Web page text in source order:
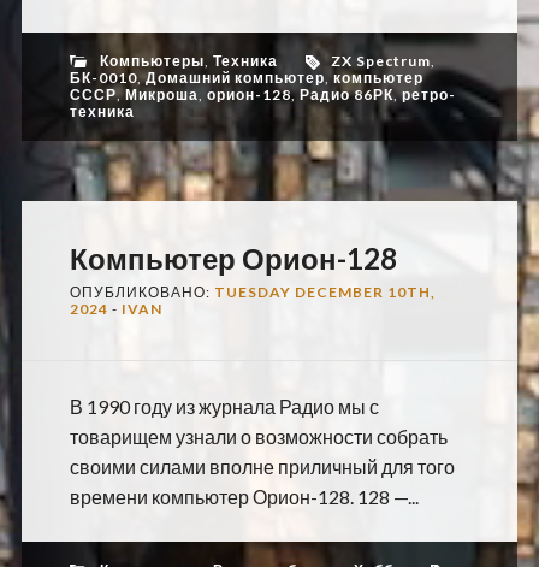
Компьютеры, Техника ZX Spectrum,
БК-0010,Домашний компьютер,компьютер
СССР,Микроша, орион-128,Радио 86РК,ретро-
техника
Компьютер Орион-128
ОПУБЛИКОВАНО: TUESDAY DECEMBER 10TH,
2024 - IVAN
В 1990 году из журнала Радио мы с
товарищем узнали о возможности собрать
своими силами вполне приличный для того
времени компьютер Орион-128. 128 —...